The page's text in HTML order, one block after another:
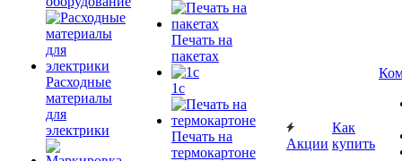
Расходные
материалы
для
электрики
Печать на
пакетах
1c
Печать на
термокартоне
Акции
Как
купить